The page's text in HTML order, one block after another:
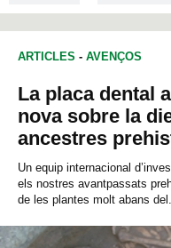
ARTICLES - AVENÇOS
La placa dental
nova sobre la
ancestres
Un equip internacional
els nostres avantpassats
de les plantes molt abans